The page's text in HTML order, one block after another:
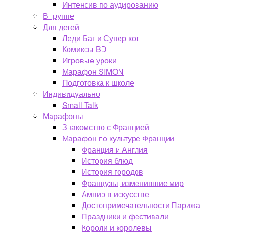
Интенсив по аудированию
В группе
Для детей
Леди Баг и Супер кот
Комиксы BD
Игровые уроки
Марафон SIMON
Подготовка к школе
Индивидуально
Small Talk
Марафоны
Знакомство с Францией
Марафон по культуре Франции
Франция и Англия
История блюд
История городов
Французы, изменившие мир
Ампир в искусстве
Достопримечательности Парижа
Праздники и фестивали
Короли и королевы